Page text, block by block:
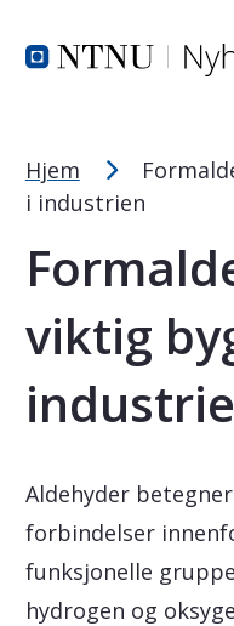
PC: Press ned CTRL
Hjem
i industrien
viktig
Aldehyder
forbindelser
funksjonelle
hydrogen og